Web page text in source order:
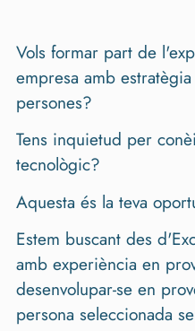
Vols formar part de
empresa amb
persones?
Tens inquietud per
tecnològic?
Aquesta és la teva
Estem buscant des
amb experiència en
desenvolupar-se en
persona seleccionada